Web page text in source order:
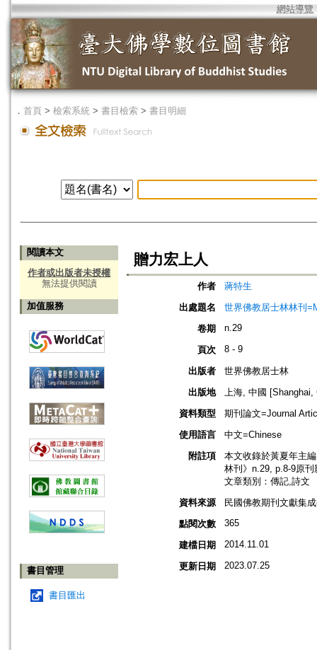
網站導覽
． 首頁 > 檢索系統 > 書目檢索 > 書目明細
閱讀本文
作者或出版者未授權
無法提供閱讀
加值服務
書目管理
書目匯出
贈力宏上人
作者
蔣特生
出處題名
世界佛教居士林林刊
卷期
n.29
頁次 8 - 9
出版者
世界佛教居士林
出版地
上海, 中國 [Shanghai,
資料類型
期刊論文=Journal
使用語言
中文=Chinese
附註項
本文收錄於黃夏年主
林刊》n.29, p.8-9原刊
文章類別：傳記,詩文
資料來源
民國佛教期刊文獻集
點閱次數
365
建檔日期 2014.11.01
更新日期 2023.07.25